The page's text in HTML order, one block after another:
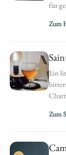
für
Zum
Ein
Zum